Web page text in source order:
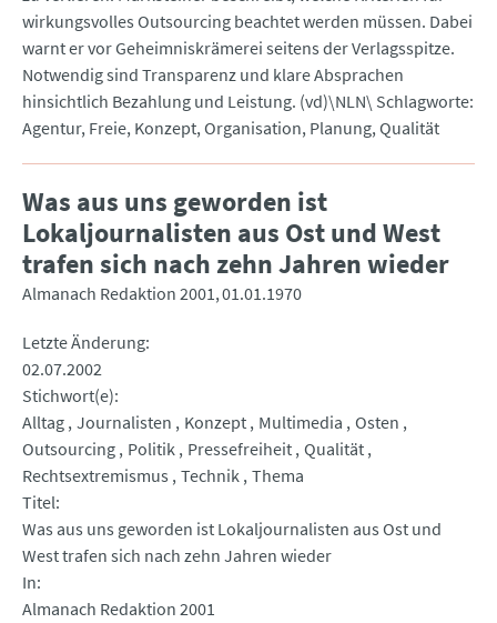
wirkungsvolles Outsourcing beachtet werden müssen. Dabei
warnt er vor Geheimniskrämerei seitens der Verlagsspitze.
Notwendig sind Transparenz und klare Absprachen
hinsichtlich Bezahlung und Leistung. (vd)\NLN\ Schlagworte:
Agentur, Freie, Konzept, Organisation, Planung, Qualität
Was aus uns geworden ist
Lokaljournalisten aus Ost und West
trafen sich nach zehn Jahren wieder
Almanach Redaktion 2001 01.01.1970
Letzte Änderung
02.07.2002
Stichwort(e)
Alltag Journalisten Konzept Multimedia Osten
Outsourcing Politik Pressefreiheit Qualität
Rechtsextremismus Technik Thema
Titel
Was aus uns geworden ist Lokaljournalisten aus Ost und
West trafen sich nach zehn Jahren wieder
In
Almanach Redaktion 2001